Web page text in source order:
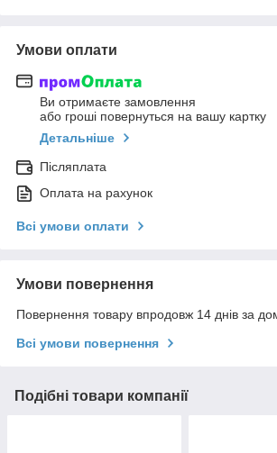
Умови оплати
Ви отримаєте замовлення
або гроші повернуться на вашу картку
Детальніше
Післяплата
Оплата на рахунок
Всі умови оплати
Умови повернення
Повернення товару впродовж 14 днів за
Всі умови повернення
Подібні товари компанії